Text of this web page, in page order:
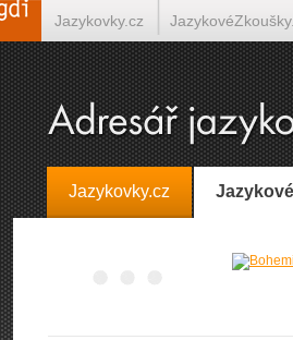
Jazykovky.cz
Jazykovky.cz
Španělština on-line Italština